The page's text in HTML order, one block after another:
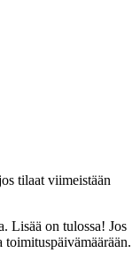
tilaat viimeistään
Lisää on tulossa! Jos
toimituspäivämäärään.